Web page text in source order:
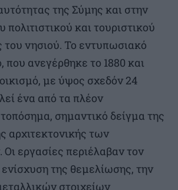
της Σύμης και στην
πολιτιστικού και τουριστικού
νησιού. Το εντυπωσιακό
ανεγέρθηκε το 1880 και
με ύψος σχεδόν 24
ένα από τα πλέον
σημαντικό δείγμα της
αρχιτεκτονικής των
εργασίες περιέλαβαν τον
της θεμελίωσης, την
στοιχείων